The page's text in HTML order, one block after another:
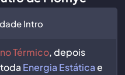
Intro
Térmico, depois
Energia Estáticae